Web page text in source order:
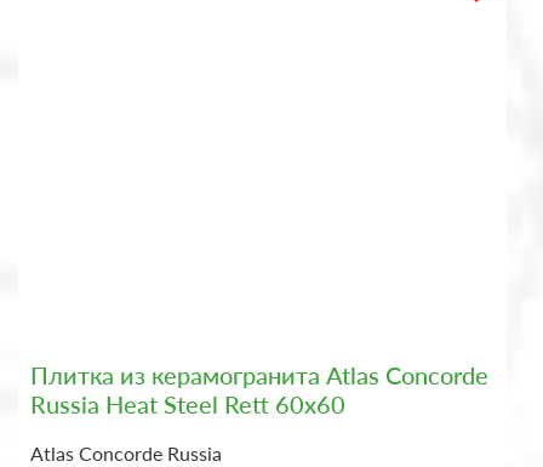
Плитка из керамогранита Atlas Concorde
Russia Heat Steel Rett 60x60
Atlas Concorde Russia